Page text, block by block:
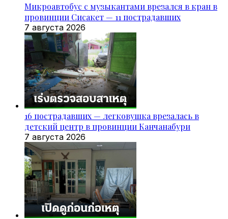
Микроавтобус с музыкантами врезался в кран в
провинции Сисакет — 11 пострадавших
7 августа 2026
16 пострадавших — легковушка врезалась в
детский центр в провинции Канчанабури
7 августа 2026